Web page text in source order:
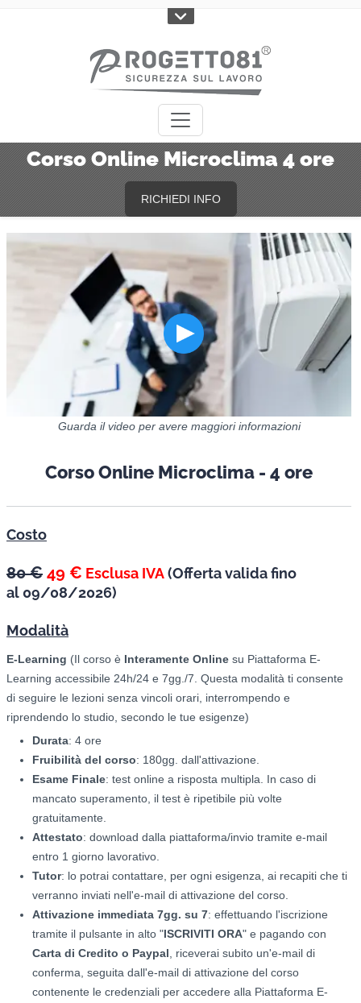
Corso Online Microclima 4 ore
Guarda il video per avere maggiori informazioni
Corso Online Microclima - 4 ore
Costo
80 € 49 € Esclusa IVA(Offerta valida fino
al 09/08/2026)
Modalità
E-Learning (Il corso è Interamente Online su Piattaforma E-
Learning accessibile 24h/24 e 7gg./7. Questa modalità ti consente
di seguire le lezioni senza vincoli orari, interrompendo e
riprendendo lo studio, secondo le tue esigenze)
Durata: 4 ore
Fruibilità del corso: 180gg. dall'attivazione.
Esame Finale: test online a risposta multipla. In caso di
mancato superamento, il test è ripetibile più volte
gratuitamente.
Attestato: download dalla piattaforma/invio tramite e-mail
entro 1 giorno lavorativo.
Tutor: lo potrai contattare, per ogni esigenza, ai recapiti che ti
verranno inviati nell'e-mail di attivazione del corso.
Attivazione immediata 7gg. su 7: effettuando l'iscrizione
tramite il pulsante in alto "ISCRIVITI ORA" e pagando con
Carta di Credito o Paypal , riceverai subito un'e-mail di
conferma, seguita dall'e-mail di attivazione del corso
contenente le credenziali per accedere alla Piattaforma E-